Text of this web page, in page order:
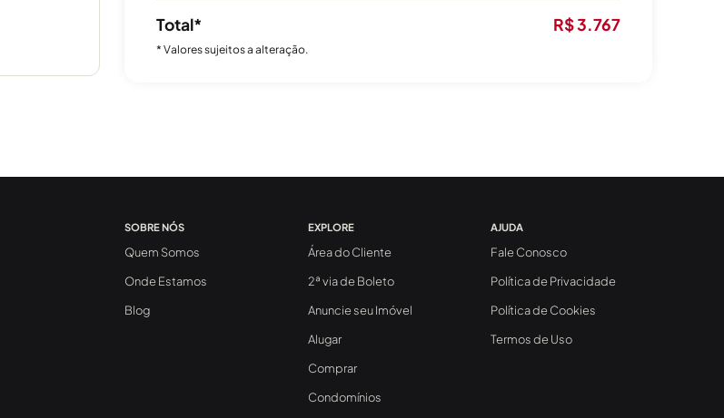
Total* R$ 3.767
* Valores sujeitos a alteração.
SOBRE NÓS
Quem Somos
Onde Estamos
Blog
EXPLORE
Área do Cliente
2ª via de Boleto
Anuncie seu Imóvel
Alugar
Comprar
Condomínios
AJUDA
Fale Conosco
Política de Privacidade
Política de Cookies
Termos de Uso